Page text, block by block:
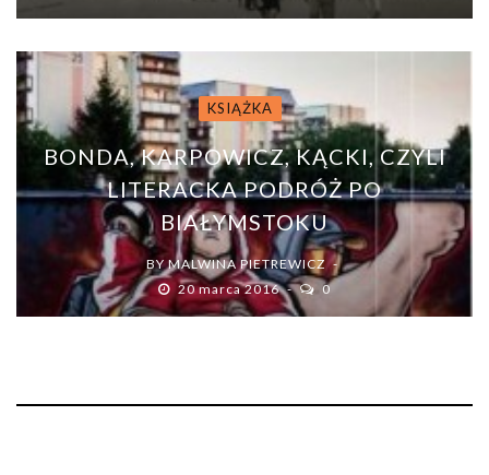
KSIĄŻKA
BONDA, KARPOWICZ, KĄCKI, CZYLI
LITERACKA PODRÓŻ PO
BIAŁYMSTOKU
BYMALWINA PIETREWICZ
20 marca 2016
0